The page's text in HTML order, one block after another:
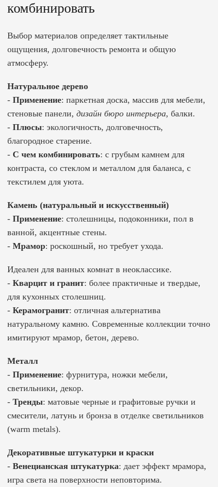
комбинировать
Выбор материалов определяет тактильные
ощущения, долговечность ремонта и общую
атмосферу.
Натуральное дерево
- Применение: паркетная доска, массив для мебели,
стеновые панели, дизайн бюро интерьера, балки.
- Плюсы: экологичность, долговечность,
благородное старение.
- С чем комбинировать: с грубым камнем для
контраста, со стеклом и металлом для баланса, с
текстилем для уюта.
Камень (натуральный и искусственный)
- Применение: столешницы, подоконники, пол в
ванной, акцентные стены.
- Мрамор: роскошный, но требует ухода.
Идеален для ванных комнат в неоклассике.
- Кварцит и гранит: более практичные и твердые,
для кухонных столешниц.
- Керамогранит: отличная альтернатива
натуральному камню. Современные коллекции точно
имитируют мрамор, бетон, дерево.
Металл
- Применение: фурнитура, ножки мебели,
светильники, декор.
- Тренды: матовые черные и графитовые ручки и
смесители, латунь и бронза в отделке светильников
(warm metals).
Декоративные штукатурки и краски
- Венецианская штукатурка: дает эффект мрамора,
игра света на поверхности неповторима.